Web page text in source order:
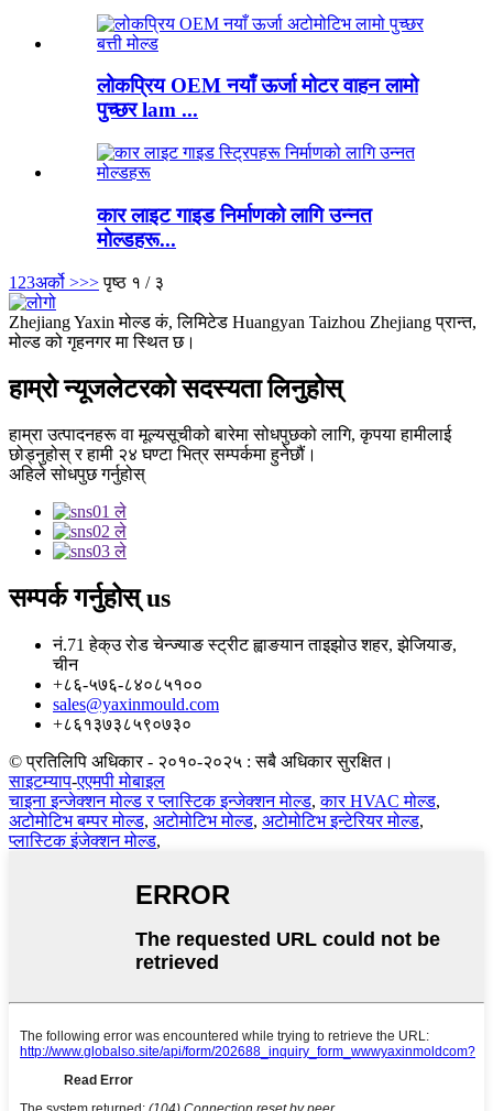
लोकप्रिय OEM नयाँ ऊर्जा मोटर वाहन लामो
पुच्छर lam ...
कार लाइट गाइड निर्माणको लागि उन्नत
मोल्डहरू...
1 23अर्को >>> पृष्ठ १ / ३
Zhejiang Yaxin मोल्ड कं, लिमिटेड Huangyan Taizhou Zhejiang प्रान्त,
मोल्ड को गृहनगर मा स्थित छ।
हाम्रो न्यूजलेटरको सदस्यता लिनुहोस्
हाम्रा उत्पादनहरू वा मूल्यसूचीको बारेमा सोधपुछको लागि, कृपया हामीलाई
छोड्नुहोस् र हामी २४ घण्टा भित्र सम्पर्कमा हुनेछौं।
अहिले सोधपुछ गर्नुहोस्
सम्पर्क गर्नुहोस्us
नं.71 हेक्उ रोड चेन्ज्याङ स्ट्रीट ह्वाङयान ताइझोउ शहर, झेजियाङ,
चीन
+८६-५७६-८४०८५१००
sales@yaxinmould.com
+८६१३७३८५९०७३०
© प्रतिलिपि अधिकार - २०१०-२०२५ : सबै अधिकार सुरक्षित।
साइटम्याप-एएमपी मोबाइल
चाइना इन्जेक्शन मोल्ड र प्लास्टिक इन्जेक्शन मोल्ड,कार HVAC मोल्ड,
अटोमोटिभ बम्पर मोल्ड, अटोमोटिभ मोल्ड, अटोमोटिभ इन्टेरियर मोल्ड,
प्लास्टिक इंजेक्शन मोल्ड,